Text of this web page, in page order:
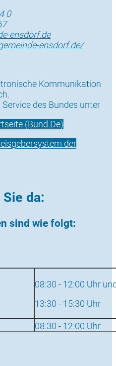
0
ensdorf.de
ensdorf.de/
Kommunikation
des Bundes unter
(Bund.De)
der
da:
sind wie folgt:
08:30 - 12:00 Uhr
13:30 - 15:30 Uhr
08:30 - 12:00 Uhr